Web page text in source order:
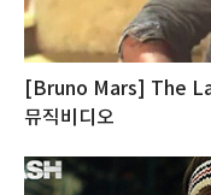
[Bruno Mars] The
뮤직비디오